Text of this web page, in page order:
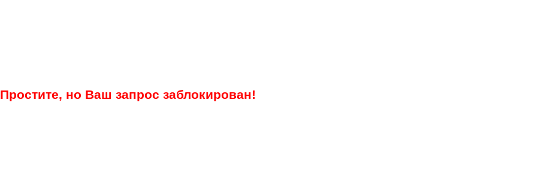
Простите, но Ваш запрос заблокирован!